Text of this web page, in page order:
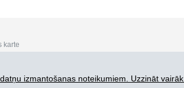
karte
izmantošanas noteikumiem. Uzzināt vairāk.